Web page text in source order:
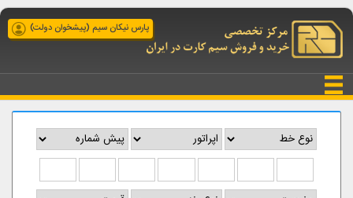
پارس نیکان سیم (پیشخوان دولت)